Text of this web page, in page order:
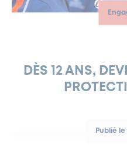
EAU POTABLE ET
DÉCLARATION DE
INFORMATIONS
SUBVENTIONS
PANNEAUX
GRÖBENZELL
DÉVELOPPEMENT
DÈS 12 ANS,
Publié le